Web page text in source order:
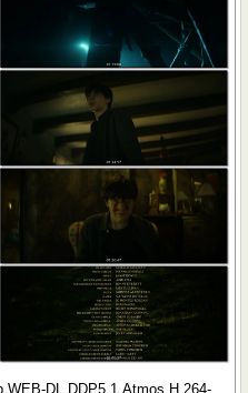
DL.DDP5.1.Atmos.H.264-